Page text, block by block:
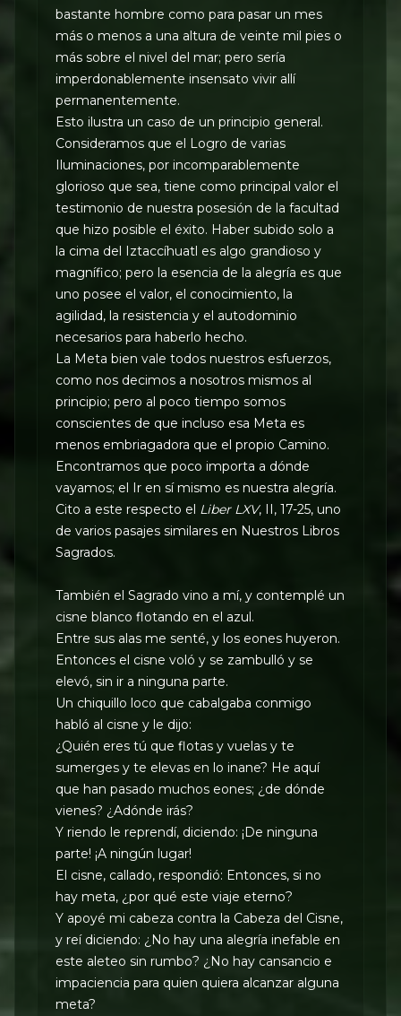
bastante hombre como para pasar un mes
más o menos a una altura de veinte mil pies o
más sobre el nivel del mar; pero sería
imperdonablemente insensato vivir allí
permanentemente.
Esto ilustra un caso de un principio general.
Consideramos que el Logro de varias
Iluminaciones, por incomparablemente
glorioso que sea, tiene como principal valor el
testimonio de nuestra posesión de la facultad
que hizo posible el éxito. Haber subido solo a
la cima del Iztaccíhuatl es algo grandioso y
magnífico; pero la esencia de la alegría es que
uno posee el valor, el conocimiento, la
agilidad, la resistencia y el autodominio
necesarios para haberlo hecho.
La Meta bien vale todos nuestros esfuerzos,
como nos decimos a nosotros mismos al
principio; pero al poco tiempo somos
conscientes de que incluso esa Meta es
menos embriagadora que el propio Camino.
Encontramos que poco importa a dónde
vayamos; el Ir en sí mismo es nuestra alegría.
Cito a este respecto el Liber LXV, II, 17-25, uno
de varios pasajes similares en Nuestros Libros
Sagrados.
También el Sagrado vino a mí, y contemplé un
cisne blanco flotando en el azul.
Entre sus alas me senté, y los eones huyeron.
Entonces el cisne voló y se zambulló y se
elevó, sin ir a ninguna parte.
Un chiquillo loco que cabalgaba conmigo
habló al cisne y le dijo:
¿Quién eres tú que flotas y vuelas y te
sumerges y te elevas en lo inane? He aquí
que han pasado muchos eones; ¿de dónde
vienes? ¿Adónde irás?
Y riendo le reprendí, diciendo: ¡De ninguna
parte! ¡A ningún lugar!
El cisne, callado, respondió: Entonces, si no
hay meta, ¿por qué este viaje eterno?
Y apoyé mi cabeza contra la Cabeza del Cisne,
y reí diciendo: ¿No hay una alegría inefable en
este aleteo sin rumbo? ¿No hay cansancio e
impaciencia para quien quiera alcanzar alguna
meta?